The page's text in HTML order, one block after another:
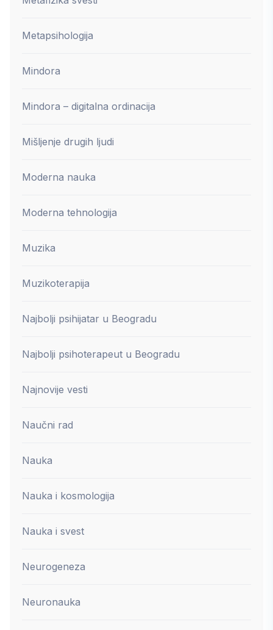
Metapsihologija
Mindora
Mindora – digitalna ordinacija
Mišljenje drugih ljudi
Moderna nauka
Moderna tehnologija
Muzika
Muzikoterapija
Najbolji psihijatar u Beogradu
Najbolji psihoterapeut u Beogradu
Najnovije vesti
Naučni rad
Nauka
Nauka i kosmologija
Nauka i svest
Neurogeneza
Neuronauka